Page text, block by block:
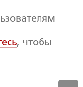
, чтобы